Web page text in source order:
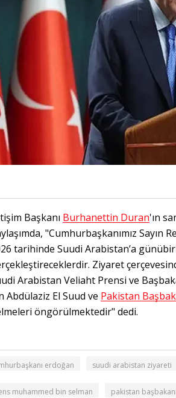
Başkanı Burhanettin Duran'ın
"Cumhurbaşkanımız Sayın
tarihinde Suudi Arabistan’a
Ziyaret
Arabistan Veliaht Prensi ve
Abdülaziz El Suud ve Pakistan
öngörülmektedir" dedi.
erdoğan suudi arabistan ziyareti
muhammed bin selman pakistan